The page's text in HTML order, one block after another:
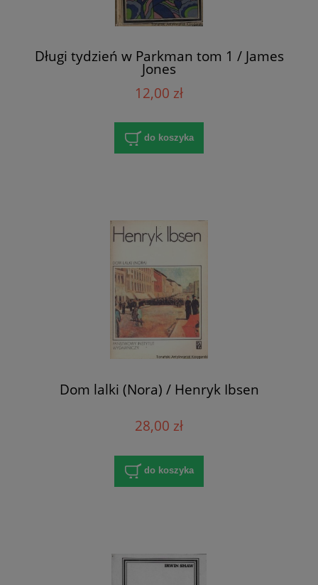
Długi tydzień w Parkman tom 1 / James
Jones
12,00 zł
do koszyka
Dom lalki (Nora) / Henryk Ibsen
28,00 zł
do koszyka